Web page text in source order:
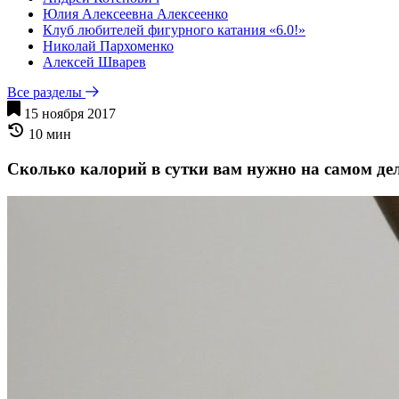
Юлия Алексеевна Алексеенко
Клуб любителей фигурного катания «6.0!»
Николай Пархоменко
Алексей Шварев
Все разделы
15 ноября 2017
10 мин
Сколько калорий в сутки вам нужно на самом